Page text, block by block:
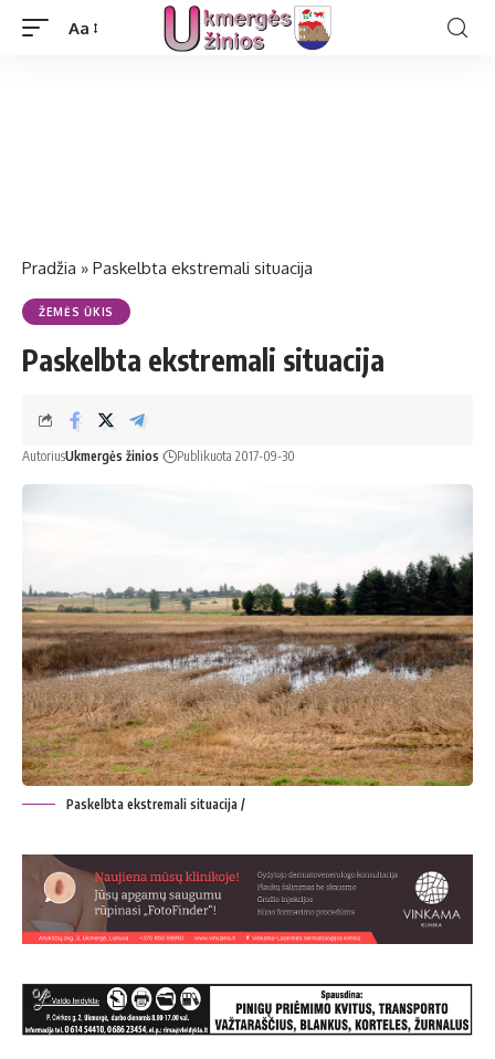
Aa
Pradžia » Paskelbta ekstremali situacija
ŽEMĖS ŪKIS
Paskelbta ekstremali situacija
AutoriusUkmergės žinios Publikuota 2017-09-30
Paskelbta ekstremali situacija /